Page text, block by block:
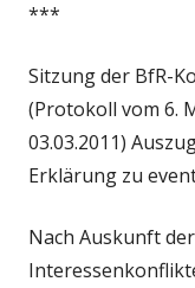
***
Sitzung der BfR-
(Protokoll vom 6.
03.03.2011)
Erklärung zu
Nach Auskunft